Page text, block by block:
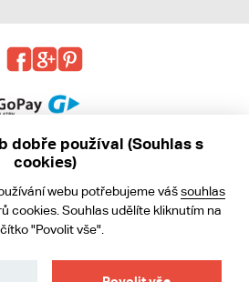
podmínky
osobních údajů
dobře používal (Souhlas s
cookies)
webu potřebujeme vášsouhlas
cookies. Souhlas udělíte kliknutím na
"Povolit vše".